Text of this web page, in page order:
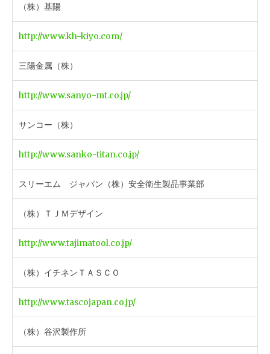
（株）基陽
http://www.kh-kiyo.com/
三陽金属（株）
http://www.sanyo-mt.co.jp/
サンコー（株）
http://www.sanko-titan.co.jp/
スリーエム ジャパン（株）安全衛生製品事業部
（株）ＴＪＭデザイン
http://www.tajimatool.co.jp/
（株）イチネンＴＡＳＣＯ
http://www.tascojapan.co.jp/
（株）谷沢製作所